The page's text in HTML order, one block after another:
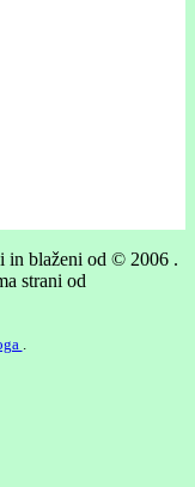
in blaženi od © 2006 .
strani od
.